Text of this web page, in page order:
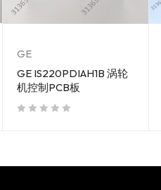
GE
GE IS220PDIAH1B 涡轮
机控制PCB板